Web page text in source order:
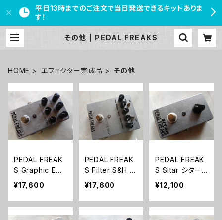
平日13時までのご注文で当日発送できるキットありま
す！
その他 | PEDAL FREAKS
HOME エフェクター完成品 その他
PEDAL FREAK
S Graphic EQ
完成品
¥17,600
PEDAL FREAK
S Filter S&H 完
成品
¥17,600
PEDAL FREAK
S Sitar シター
ル風サウンド
完成品
¥12,100